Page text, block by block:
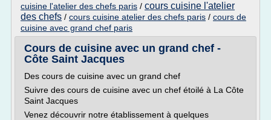
cuisine l'atelier des chefs paris / cours cuisine l'atelier
des chefs / cours cuisine atelier des chefs paris / cours de
cuisine avec grand chef paris
Cours de cuisine avec un grand chef -
Côte Saint Jacques
Des cours de cuisine avec un grand chef
Suivre des cours de cuisine avec un chef étoilé à La Côte
Saint Jacques
Venez découvrir notre établissement à quelques